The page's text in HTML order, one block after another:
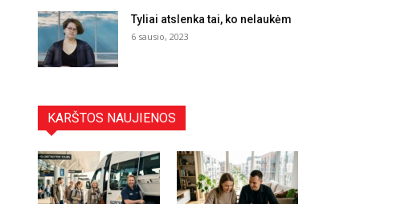
Tyliai atslenka tai, ko nelaukėm
6 sausio, 2023
KARŠTOS NAUJIENOS